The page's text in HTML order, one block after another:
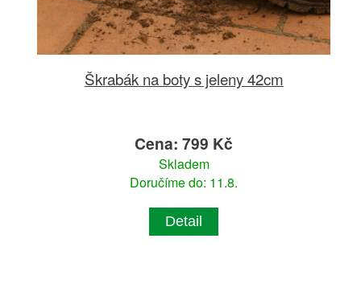
Škrabák na boty s jeleny 42cm
Cena: 799 Kč
Skladem
Doručíme do: 11.8.
Detail